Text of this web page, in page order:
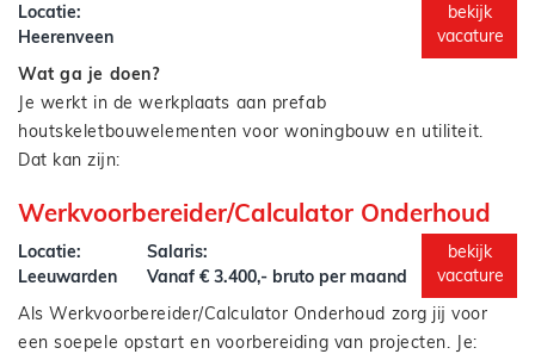
te pakken. Iemand die projecten van A tot Z begeleidt en
zorgt dat alles klopt: planning, budget, kwaliteit én
samenwerking.
Locatie:
Heerenveen
bekijk
vacature
Wat ga je doen?
Je werkt in de werkplaats aan prefab
houtskeletbouwelementen voor woningbouw en utiliteit.
Dat kan zijn:
HSB-wanden en vloeren stellen op de bouw
Werken vanaf tekening
Samenwerken met collega-timmerlieden en monteurs
Nauwkeurig werken met oog voor detail
Werkvoorbereider/Calculator Onderhoud
Locatie:
Leeuwarden
Salaris:
Vanaf € 3.400,- bruto per maand
bekijk
vacature
Als Werkvoorbereider/Calculator Onderhoud zorg jij voor
een soepele opstart en voorbereiding van projecten. Je: